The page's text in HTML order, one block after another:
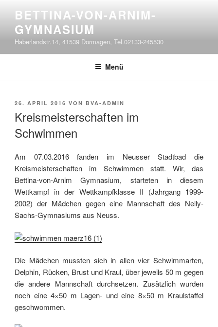
springen
BETTINA-VON-ARNIM-
GYMNASIUM
Haberlandstr.14, 41539 Dormagen, Tel.02133-245530
Menü
VERÖFFENTLICHT
26. APRIL 2016 VON BVA-ADMIN
Kreismeisterschaften im
Schwimmen
Am 07.03.2016 fanden im Neusser Stadtbad die
Kreismeisterschaften im Schwimmen statt. Wir, das
Bettina-von-Arnim Gymnasium, starteten in diesem
Wettkampf in der Wettkampfklasse II (Jahrgang 1999-
2002) der Mädchen gegen eine Mannschaft des Nelly-
Sachs-Gymnasiums aus Neuss.
Die Mädchen mussten sich in allen vier Schwimmarten,
Delphin, Rücken, Brust und Kraul, über jeweils 50 m gegen
die andere Mannschaft durchsetzen. Zusätzlich wurden
noch eine 4×50 m Lagen- und eine 8×50 m Kraulstaffel
geschwommen.